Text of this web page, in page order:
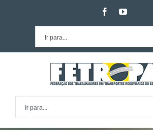
facebookyoutube
Ir para...
Ir para...